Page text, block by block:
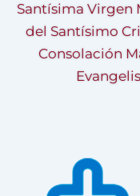
Santísima Virgen
del Santísimo
Consolación